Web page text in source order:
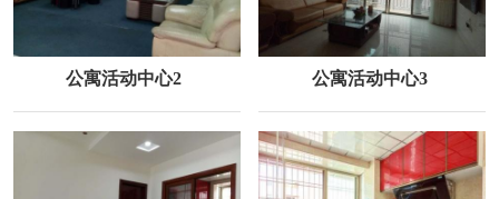
公寓活动中心2 公寓活动中心3